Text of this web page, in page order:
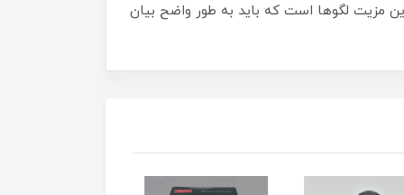
مزیت لگوها است که باید به طور واضح بیان